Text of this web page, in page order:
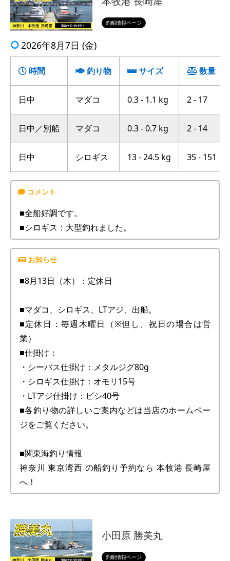
釣船情報ページ
2026年8月7日 (金)
時間 釣り物 サイズ 数量
日中 マダコ 0.3 - 1.1 kg 2 - 17
日中／別船 マダコ 0.3 - 0.7 kg 2 - 14
日中 シロギス 13 - 24.5 kg 35 - 151
■全船好調です。
■シロギス：大型釣れました。
■8月13日（木）：定休日
■マダコ、シロギス、LTアジ、出船。
■定休日：毎週木曜日（※但し、祝日の場合は営
業）
■仕掛け：
・シーバス仕掛け：メタルジグ80g
・シロギス仕掛け：オモリ15号
・LTアジ仕掛け：ビシ40号
■各釣り物の詳しいご案内などは当店のホームペー
ジをご覧ください。
■関東海釣り情報
神奈川 東京湾西 の船釣り予約なら 本牧港 長崎屋
へ！
小田原 勝美丸
釣船情報ページ